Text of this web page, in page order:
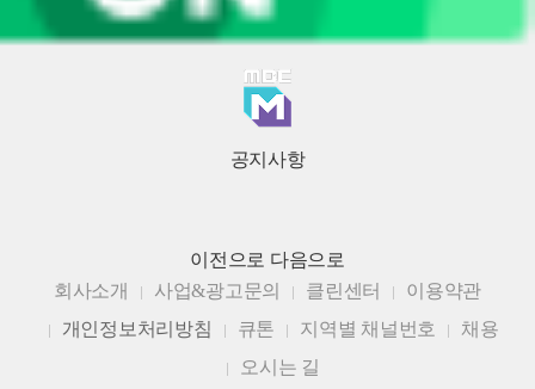
공지사항
이전으로 다음으로
회사소개
사업&광고문의 클린센터
이용약관
개인정보처리방침
큐톤 지역별 채널번호
채용
오시는 길